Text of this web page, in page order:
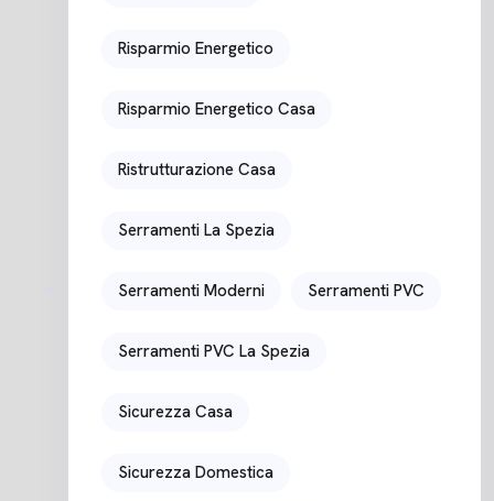
Risparmio Energetico
Risparmio Energetico Casa
Ristrutturazione Casa
Serramenti La Spezia
Serramenti Moderni Serramenti PVC
Serramenti PVC La Spezia
Sicurezza Casa
Sicurezza Domestica